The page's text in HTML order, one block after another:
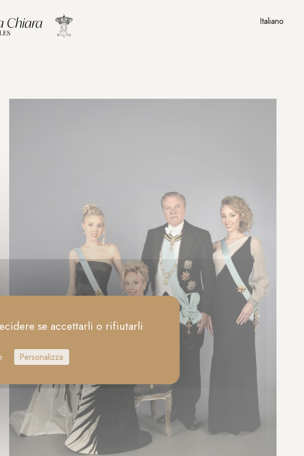
Italiano
se accettarli o rifiutarli
Personalizza